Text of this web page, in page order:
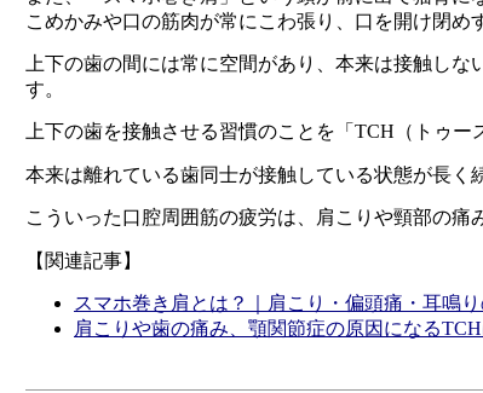
こめかみや口の筋肉が常にこわ張り、口を開け閉め
上下の歯の間には常に空間があり、本来は接触し
す。
上下の歯を接触させる習慣のことを「TCH（トゥー
本来は離れている歯同士が接触している状態が長く
こういった口腔周囲筋の疲労は、肩こりや頸部の痛
【関連記事】
スマホ巻き肩とは？｜肩こり・偏頭痛・耳鳴
肩こりや歯の痛み、顎関節症の原因になる